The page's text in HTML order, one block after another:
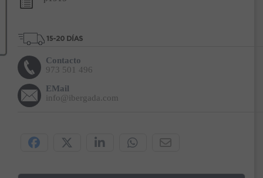
Contacto
973 501 496
EMail
info@ibergada.com